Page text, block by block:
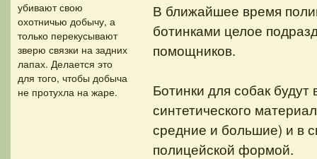
убивают свою
охотничью добычу, а
только перекусывают
зверю связки на задних
лапах. Делается это
для того, чтобы добыча
не протухла на жаре.
В ближайшее время
ботинками целое
помощников.
Ботинки для собак
синтетического
средние и большие) и в
полицейской формой.